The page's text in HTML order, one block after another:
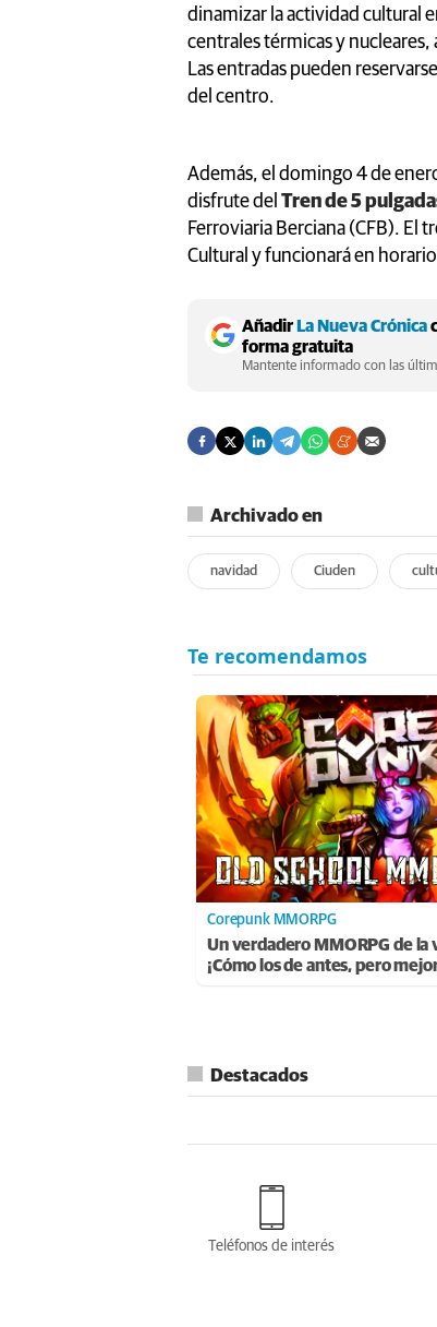
dinamizar la actividad cultural
centrales térmicas y
Las entradas pueden
del centro.
Además, el domingo 4 de
disfrute del Tren de 5
Ferroviaria Berciana (CFB). El
Cultural y funcionará en
Añadir La Nueva Crónica
forma gratuita
Mantente informado con las
Archivado en
navidad Ciuden
Corepunk MMORPG
Un verdadero MMORPG de la
¡Cómo los de antes, pero
Destacados
Teléfonos de interés